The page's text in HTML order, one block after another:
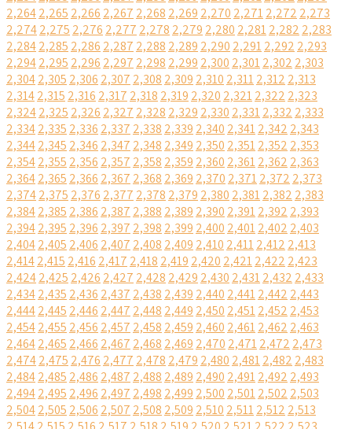
2,2642,265 2,266 2,267 2,268 2,269 2,270 2,2712,272 2,273
2,2742,275 2,276 2,277 2,278 2,279 2,280 2,2812,282 2,283
2,2842,285 2,286 2,287 2,288 2,289 2,290 2,2912,292 2,293
2,2942,295 2,296 2,297 2,298 2,299 2,300 2,3012,302 2,303
2,3042,305 2,306 2,307 2,308 2,309 2,310 2,3112,312 2,313
2,3142,315 2,316 2,317 2,318 2,319 2,320 2,3212,322 2,323
2,3242,325 2,326 2,327 2,328 2,329 2,330 2,3312,332 2,333
2,3342,335 2,336 2,337 2,338 2,339 2,340 2,3412,342 2,343
2,3442,345 2,346 2,347 2,348 2,349 2,350 2,3512,352 2,353
2,3542,355 2,356 2,357 2,358 2,359 2,360 2,3612,362 2,363
2,3642,365 2,366 2,367 2,368 2,369 2,370 2,3712,372 2,373
2,3742,375 2,376 2,377 2,378 2,379 2,380 2,3812,382 2,383
2,3842,385 2,386 2,387 2,388 2,389 2,390 2,3912,392 2,393
2,3942,395 2,396 2,397 2,398 2,399 2,400 2,4012,402 2,403
2,4042,405 2,406 2,407 2,408 2,409 2,410 2,4112,412 2,413
2,4142,415 2,416 2,417 2,418 2,419 2,420 2,4212,422 2,423
2,4242,425 2,426 2,427 2,428 2,429 2,430 2,4312,432 2,433
2,4342,435 2,436 2,437 2,438 2,439 2,440 2,4412,442 2,443
2,4442,445 2,446 2,447 2,448 2,449 2,450 2,4512,452 2,453
2,4542,455 2,456 2,457 2,458 2,459 2,460 2,4612,462 2,463
2,4642,465 2,466 2,467 2,468 2,469 2,470 2,4712,472 2,473
2,4742,475 2,476 2,477 2,478 2,479 2,480 2,4812,482 2,483
2,4842,485 2,486 2,487 2,488 2,489 2,490 2,4912,492 2,493
2,4942,495 2,496 2,497 2,498 2,499 2,500 2,5012,502 2,503
2,5042,505 2,506 2,507 2,508 2,509 2,510 2,5112,512 2,513